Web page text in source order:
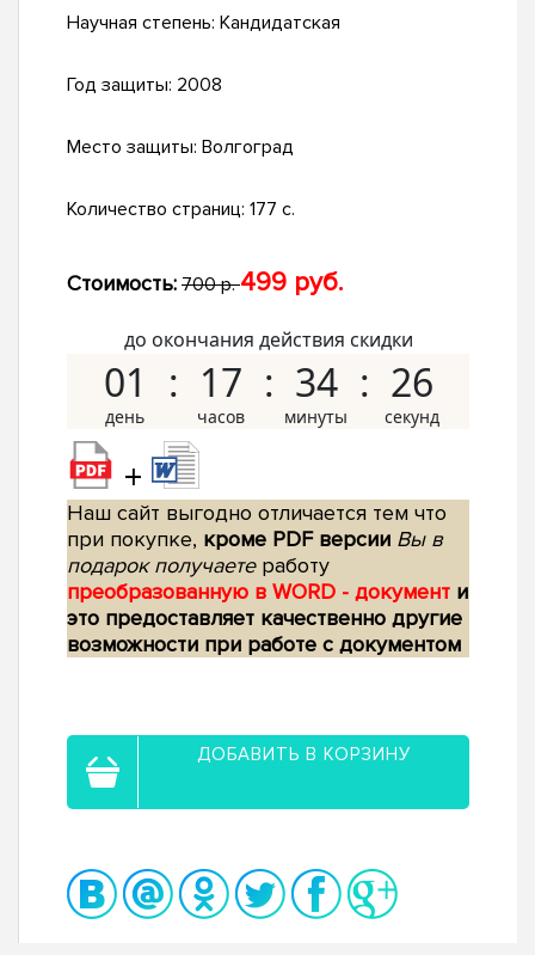
Научная степень: Кандидатская
Год защиты: 2008
Место защиты: Волгоград
Количество страниц: 177 с.
Стоимость: 700 р.499 руб.
до окончания действия скидки
01 17 34 25
+
Наш сайт выгодно отличается тем что
при покупке, кроме PDF версии Вы в
подарок получаетеработу
преобразованную в WORD - документ и
это предоставляет качественно другие
возможности при работе с документом
ДОБАВИТЬ В КОРЗИНУ